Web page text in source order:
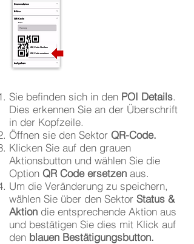
Sie befinden sich in den POI Details.
Dies erkennen Sie an der Überschrift
in der Kopfzeile.
Öffnen sie den Sektor QR-Code.
Klicken Sie auf den grauen
Aktionsbutton und wählen Sie die
Option QR Code ersetzen aus.
Um die Veränderung zu speichern,
wählen Sie über den Sektor Status &
Aktion die entsprechende Aktion aus
und bestätigen Sie dies mit Klick auf
den blauen Bestätigungsbutton.